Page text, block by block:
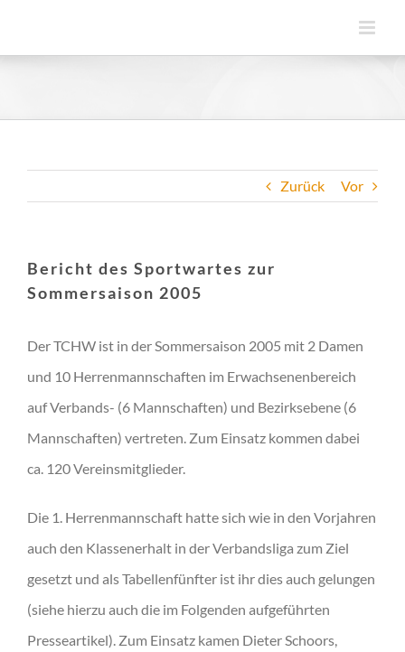
Zurück Vor
Bericht des Sportwartes zur
Sommersaison 2005
Der TCHW ist in der Sommersaison 2005 mit 2 Damen
und 10 Herrenmannschaften im Erwachsenenbereich
auf Verbands- (6 Mannschaften) und Bezirksebene (6
Mannschaften) vertreten. Zum Einsatz kommen dabei
ca. 120 Vereinsmitglieder.
Die 1. Herrenmannschaft hatte sich wie in den Vorjahren
auch den Klassenerhalt in der Verbandsliga zum Ziel
gesetzt und als Tabellenfünfter ist ihr dies auch gelungen
(siehe hierzu auch die im Folgenden aufgeführten
Presseartikel). Zum Einsatz kamen Dieter Schoors,